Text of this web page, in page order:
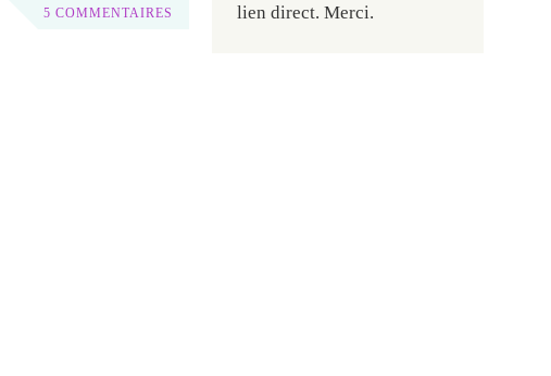
5 COMMENTAIRES
lien direct. Merci.